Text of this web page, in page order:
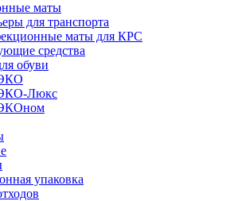
маты
для транспорта
маты для КРС
средства
обуви
Люкс
упаковка